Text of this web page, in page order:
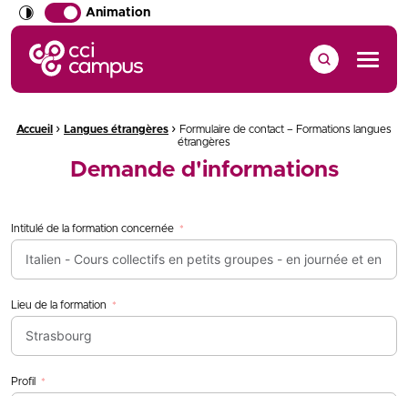
Animation
CCI Campus La formation qui vous ressemble
Menu
Fil d'Ariane :
Accueil › Langues étrangères › Formulaire de contact – Formations langues
étrangères
Demande d'informations
Intitulé de la formation concernée
Lieu de la formation
Profil